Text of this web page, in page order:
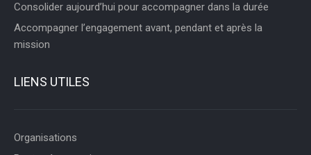
Consolider aujourd’hui pour accompagner dans la durée
Accompagner l’engagement avant, pendant et après la
mission
LIENS UTILES
Organisations